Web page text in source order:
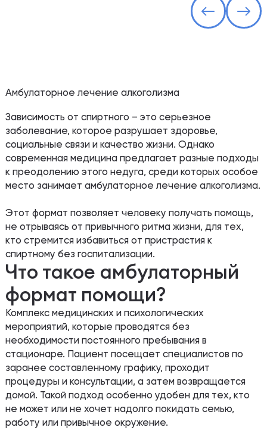
Амбулаторное лечение алкоголизма
Зависимость от спиртного – это серьезное
заболевание, которое разрушает здоровье,
социальные связи и качество жизни. Однако
современная медицина предлагает разные подходы
к преодолению этого недуга, среди которых особое
место занимает амбулаторное лечение алкоголизма.
Этот формат позволяет человеку получать помощь,
не отрываясь от привычного ритма жизни, для тех,
кто стремится избавиться от пристрастия к
спиртному без госпитализации.
Что такое амбулаторный
формат помощи?
Комплекс медицинских и психологических
мероприятий, которые проводятся без
необходимости постоянного пребывания в
стационаре. Пациент посещает специалистов по
заранее составленному графику, проходит
процедуры и консультации, а затем возвращается
домой. Такой подход особенно удобен для тех, кто
не может или не хочет надолго покидать семью,
работу или привычное окружение.